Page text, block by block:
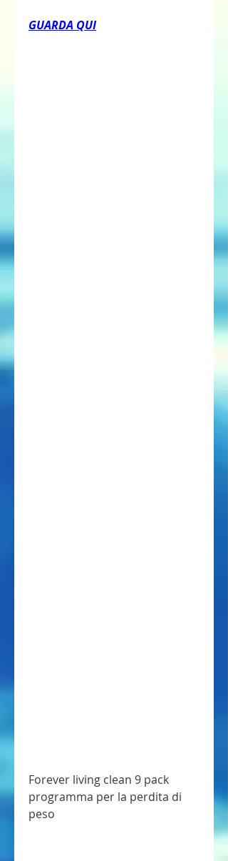
GUARDA QUI
Forever living clean 9 pack
programma per la perdita di
peso